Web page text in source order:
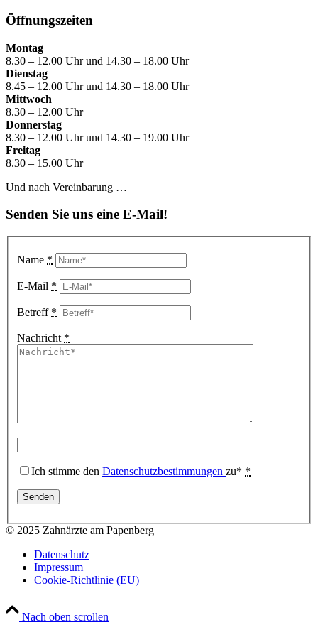
Öffnungszeiten
Montag
8.30 – 12.00 Uhr und 14.30 – 18.00 Uhr
Dienstag
8.45 – 12.00 Uhr und 14.30 – 18.00 Uhr
Mittwoch
8.30 – 12.00 Uhr
Donnerstag
8.30 – 12.00 Uhr und 14.30 – 19.00 Uhr
Freitag
8.30 – 15.00 Uhr
Und nach Vereinbarung …
Senden Sie uns eine E-Mail!
Name *
E-Mail *
Betreff *
Nachricht *
Ich stimme den Datenschutzbestimmungen zu* *
© 2025 Zahnärzte am Papenberg
Datenschutz
Impressum
Cookie-Richtlinie (EU)
Nach oben scrollen